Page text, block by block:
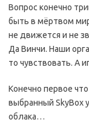
Вопрос конечно
быть в мёртвом
не движется и не
Да Винчи. Наши
то чувствовать. А
Конечно первое
выбранный SkyBox
облака…